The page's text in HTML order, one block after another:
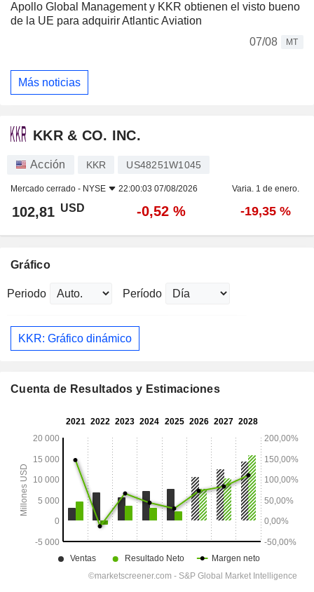
Apollo Global Management y KKR obtienen el visto bueno
de la UE para adquirir Atlantic Aviation
07/08
MT
Más noticias
KKR & CO. INC.
Acción KKR US48251W1045
Mercado cerrado - NYSE 22:00:03 07/08/2026 Varia. 1 de enero.
102,81 USD -0,52 % -19,35 %
Gráfico
Periodo Período
KKR: Gráfico dinámico
Cuenta de Resultados y Estimaciones